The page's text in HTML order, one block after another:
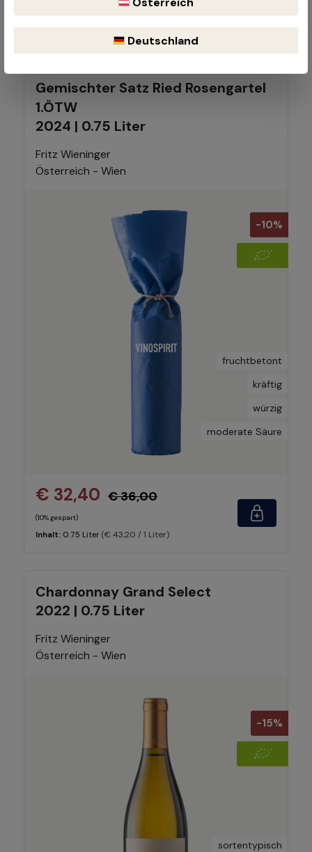
(€ 38,53 / 1 Liter)
Gemischter Satz Ried Rosengartel
1.ÖTW
2024 | 0.75 Liter
Fritz Wieninger
Österreich - Wien
-10%
fruchtbetont
kräftig
würzig
moderate Säure
€ 32,40 € 36,00
(10% gespart)
Inhalt: 0.75 Liter (€ 43,20 / 1 Liter)
Chardonnay Grand Select
2022 | 0.75 Liter
Fritz Wieninger
Österreich - Wien
-15%
sortentypisch
Deutschland